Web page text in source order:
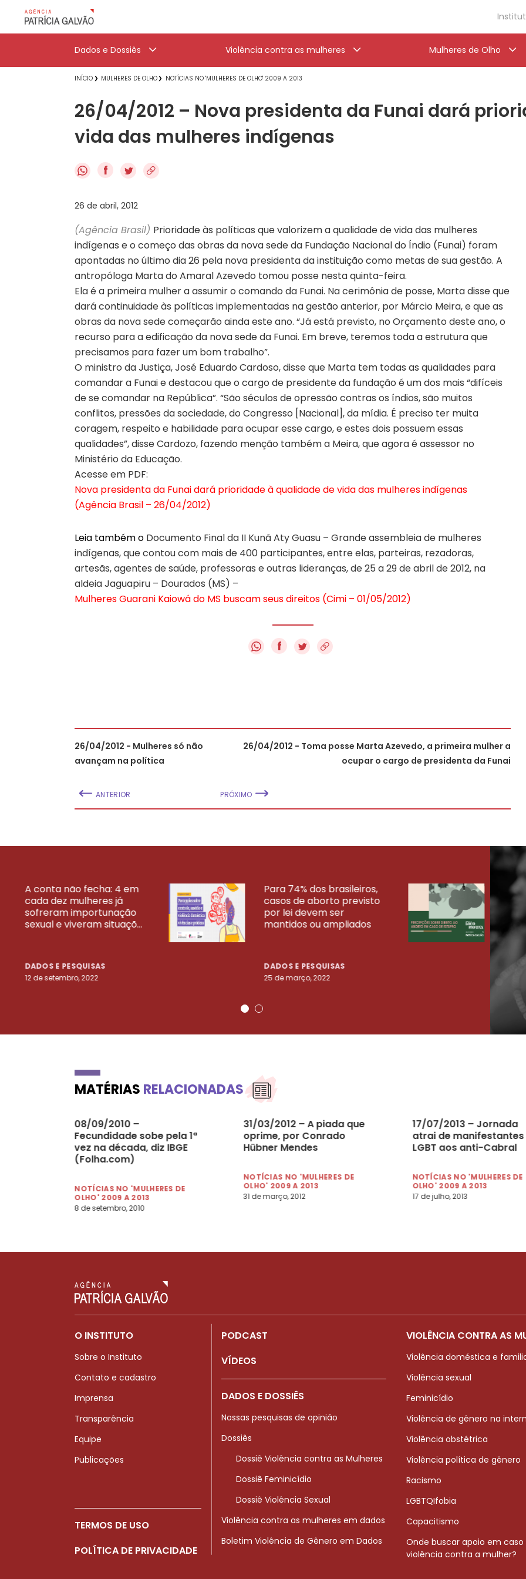
Dados e Dossiês Violência contra as mulheres Mulheres de Olho
INÍCIO MULHERES DE OLHO NOTÍCIAS NO 'MULHERES DE OLHO' 2009 A 2013
26/04/2012 – Nova presidenta da Funai dará
vida das mulheres indígenas
f
26 de abril, 2012
(Agência Brasil) Prioridade às políticas que valorizem a qualidade de vida das mulheres
indígenas e o começo das obras da nova sede da Fundação Nacional do Índio (Funai) foram
apontadas no último dia 26 pela nova presidenta da instituição como metas de sua gestão. A
antropóloga Marta do Amaral Azevedo tomou posse nesta quinta-feira.
Ela é a primeira mulher a assumir o comando da Funai. Na cerimônia de posse, Marta disse que
dará continuidade às políticas implementadas na gestão anterior, por Márcio Meira, e que as
obras da nova sede começarão ainda este ano. “Já está previsto, no Orçamento deste ano, o
recurso para a edificação da nova sede da Funai. Em breve, teremos toda a estrutura que
precisamos para fazer um bom trabalho”.
O ministro da Justiça, José Eduardo Cardoso, disse que Marta tem todas as qualidades para
comandar a Funai e destacou que o cargo de presidente da fundação é um dos mais “difíceis
de se comandar na República”. “São séculos de opressão contras os índios, são muitos
conflitos, pressões da sociedade, do Congresso [Nacional], da mídia. É preciso ter muita
coragem, respeito e habilidade para ocupar esse cargo, e estes dois possuem essas
qualidades”, disse Cardozo, fazendo menção também a Meira, que agora é assessor no
Ministério da Educação.
Acesse em PDF:
Nova presidenta da Funai dará prioridade à qualidade de vida das mulheres indígenas
(Agência Brasil – 26/04/2012)
Leia também o Documento Final da II Kunã Aty Guasu – Grande assembleia de mulheres
indígenas, que contou com mais de 400 participantes, entre elas, parteiras, rezadoras,
artesãs, agentes de saúde, professoras e outras lideranças, de 25 a 29 de abril de 2012, na
aldeia Jaguapiru – Dourados (MS) –
Mulheres Guarani Kaiowá do MS buscam seus direitos (Cimi – 01/05/2012)
f
26/04/2012 - Mulheres só não
avançam na política
ANTERIOR
26/04/2012 - Toma posse Marta Azevedo, a primeira mulher a
ocupar o cargo de presidenta da Funai
PRÓXIMO
A conta não fecha: 4 em
cada dez mulheres já
sofreram importunação
sexual e viveram situaçõ...
DADOS E PESQUISAS
12 de setembro, 2022
Para 74% dos brasileiros,
casos de aborto previsto
por lei devem ser
mantidos ou ampliados
DADOS E PESQUISAS
25 de março, 2022
23
VEJA MAIS PESQUISAS
MATÉRIAS RELACIONADAS
08/09/2010 –
Fecundidade sobe pela 1ª
vez na década, diz IBGE
(Folha.com)
NOTÍCIAS NO 'MULHERES DE
OLHO' 2009 A 2013
8 de setembro, 2010
31/03/2012 – A piada que
oprime, por Conrado
Hübner Mendes
NOTÍCIAS NO 'MULHERES DE
OLHO' 2009 A 2013
31 de março, 2012
17/07/2013 – Jornada
atrai de manifestantes
LGBT aos anti-Cabral
NOTÍCIAS NO 'MULHERES DE
OLHO' 2009 A 2013
17 de julho, 2013
O INSTITUTO
Sobre o Instituto
Contato e cadastro
Imprensa
Transparência
Equipe
Publicações
TERMOS DE USO
POLÍTICA DE PRIVACIDADE
PODCAST
VÍDEOS
DADOS E DOSSIÊS
Nossas pesquisas de opinião
Dossiês
Dossiê Violência contra as Mulheres
Dossiê Feminicídio
Dossiê Violência Sexual
Violência contra as mulheres em dados
Boletim Violência de Gênero em Dados
VIOLÊNCIA CONTRA AS
Violência doméstica e
Violência sexual
Feminicídio
Violência de gênero na
Violência obstétrica
Violência política de gênero
Racismo
LGBTQIfobia
Capacitismo
Onde buscar apoio em caso
violência contra a mulher?